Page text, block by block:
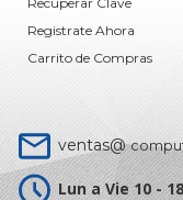
Registrate Ahora
Carrito de Compras
ventas@
Lun a Vie 10 -